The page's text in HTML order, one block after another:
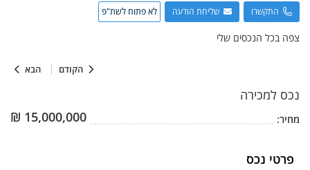
הקודם הבא
התקשרו שליחת הודעה לא פתוח לשת"פ
צפה בכל הנכסים שלי
נכס למכירה
מחיר: 15,000,000
₪
פרטי נכס